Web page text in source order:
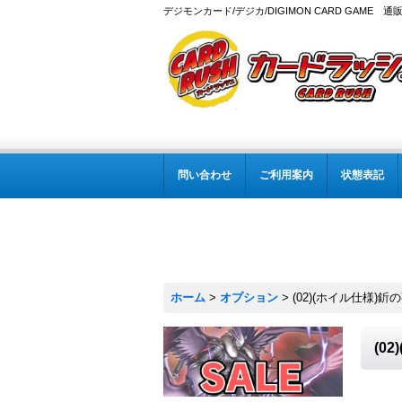
デジモンカード/デジカ/DIGIMON CARD GAME 通
問い合わせ ご利用案内 状態表記
ホーム > オプション > (02)(ホイル仕様)釿